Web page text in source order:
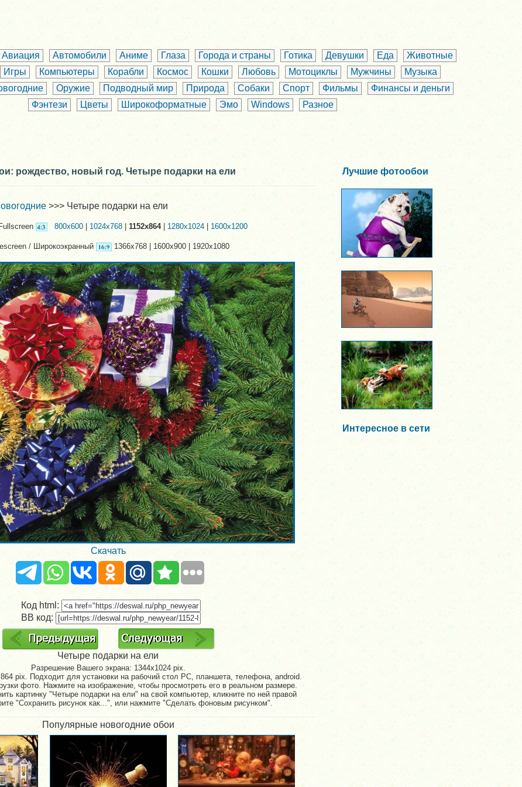
Авиация Автомобили Аниме Глаза Города и страны Готика Девушки Еда
Животные
Игры Компьютеры Корабли Космос Кошки Любовь Мотоциклы Мужчины
Музыка
Оружие Подводный мир Природа Собаки Спорт Фильмы
Финансы и деньги
Фэнтези
Цветы Широкоформатные Эмо Windows Разное
рождество, новый год. Четыре подарки на ели
>>> Четыре подарки на ели
800x600|1024x768|1152x864|1280x1024| 1600x1200
/ Широкоэкранный 1366x768 | 1600x900 | 1920x1080
Скачать
Код html:
BB код:
Четыре подарки на ели
Разрешение Вашего экрана:1344x1024 pix.
pix. Подходит для установки на рабочий стол PC, планшета, телефона, android.
фото. Нажмите на изображение, чтобы просмотреть его в реальном размере.
картинку "Четыре подарки на ели" на свой компьютер, кликните по ней правой
"Сохранить рисунок как...", или нажмите "Сделать фоновым рисунком".
Популярные новогодние обои
Лучшие фотообои
Интересное в сети